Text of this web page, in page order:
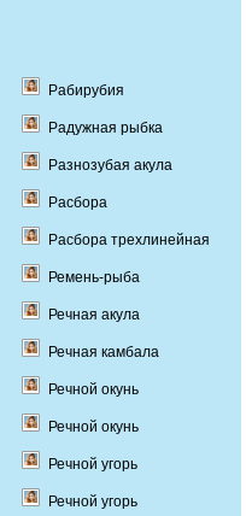
Рабирубия
Радужная рыбка
Разнозубая акула
Расбора
Расбора трехлинейная
Ремень-рыба
Речная акула
Речная камбала
Речной окунь
Речной окунь
Речной угорь
Речной угорь